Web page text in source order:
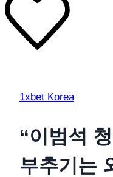
1xbet Korea
“이범석
부추기는